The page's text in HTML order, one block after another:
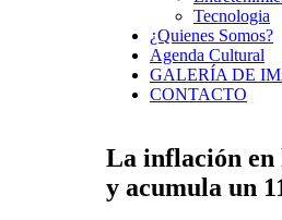
Tecnologia
¿Quienes Somos?
Agenda Cultural
GALERÍA DE
CONTACTO
La inflación en
y acumula un